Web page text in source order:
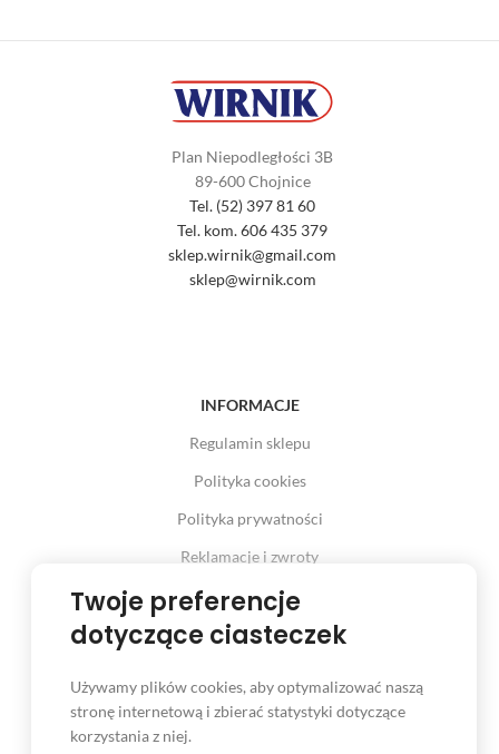
Plan Niepodległości 3B
89-600 Chojnice
Tel. (52) 397 81 60
Tel. kom. 606 435 379
sklep.wirnik@gmail.com
sklep@wirnik.com
INFORMACJE
Regulamin sklepu
Polityka cookies
Polityka prywatności
Reklamacje i zwroty
Prawo odstąpienia od umowy
INFORMACJE
Twoje preferencje
dotyczące ciasteczek
Używamy plików cookies, aby optymalizować naszą
stronę internetową i zbierać statystyki dotyczące
korzystania z niej.